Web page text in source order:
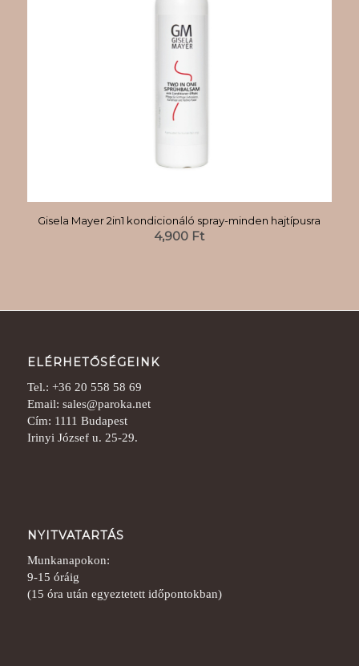
Gisela Mayer 2in1 kondicionáló spray-minden hajtípusra
4,900 Ft
ELÉRHETŐSÉGEINK
Tel.: +36 20 558 58 69
Email: sales@paroka.net
Cím: 1111 Budapest
Irinyi József u. 25-29.
NYITVATARTÁS
Munkanapokon:
9-15 óráig
(15 óra után egyeztetett időpontokban)